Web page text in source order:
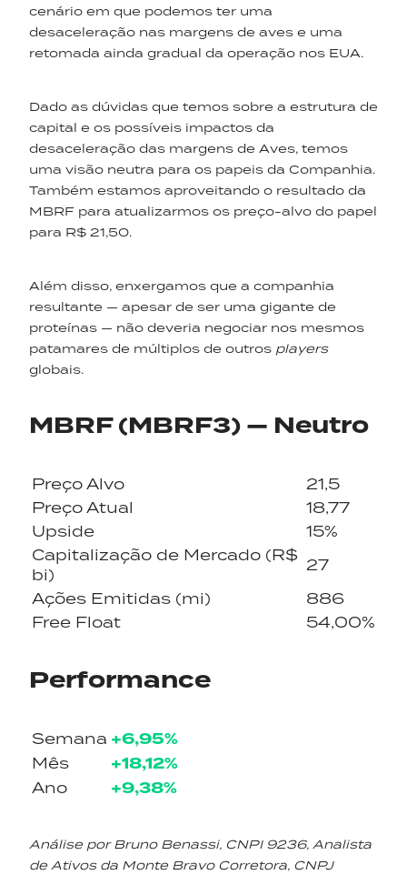
cenário em que podemos ter uma
desaceleração nas margens de aves e uma
retomada ainda gradual da operação nos EUA.
Dado as dúvidas que temos sobre a estrutura de
capital e os possíveis impactos da
desaceleração das margens de Aves, temos
uma visão neutra para os papeis da Companhia.
Também estamos aproveitando o resultado da
MBRF para atualizarmos os preço-alvo do papel
para R$ 21,50.
Além disso, enxergamos que a companhia
resultante — apesar de ser uma gigante de
proteínas — não deveria negociar nos mesmos
patamares de múltiplos de outros players
globais.
MBRF (MBRF3) — Neutro
Preço Alvo
21,5
Preço Atual
18,77
Upside
15%
Capitalização de Mercado (R$
bi)
27
Ações Emitidas (mi)
886
Free Float
54,00%
Performance
Semana +6,95%
Mês +18,12%
Ano +9,38%
Análise por Bruno Benassi, CNPI 9236, Analista
de Ativos da Monte Bravo Corretora, CNPJ